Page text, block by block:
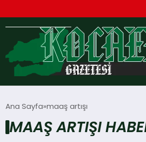
TEKNOLOJI
Ana Sayfa maaş artışı
MAAŞ ARTIŞI